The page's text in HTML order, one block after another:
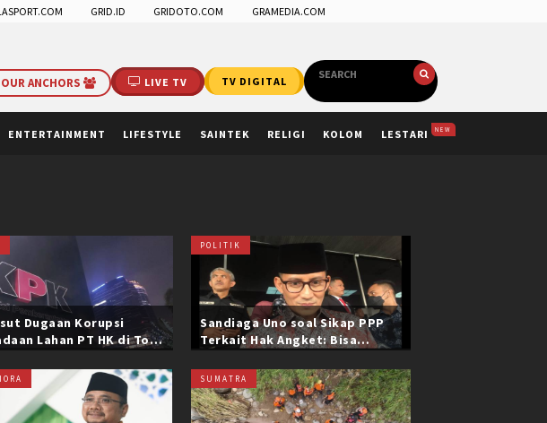
GRID.ID GRIDOTO.COM
GRAMEDIA.COM
LIVE TV TV DIGITAL
OUR ANCHORS
ENTERTAINMENT LIFESTYLE SAINTEK RELIGI KOLOM LESTARI NEW
Dugaan Korupsi
Lahan PT HK di Tol
Miliar
POLITIK
Sandiaga Uno soal Sikap PPP
Terkait Hak Angket: Bisa
SUMATRA